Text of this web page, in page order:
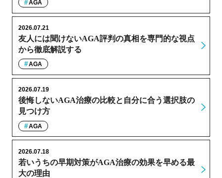
AGA
友人には聞けないAGA評判の真相を専門的な視点
から徹底解説する
2026.07.21
AGA
後悔しないAGA治療の比較と自分に合う選択肢の
見つけ方
2026.07.19
AGA
若いうちの早期対策がAGA治療の効果を早める最
大の理由
2026.07.18